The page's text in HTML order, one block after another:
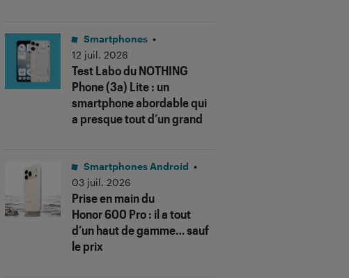
Test Labo du NOTHING
Phone (3a) Lite : un
smartphone abordable qui
a presque tout d’un grand
Smartphones •
12 juil. 2026
Prise en main du
Honor 600 Pro : il a tout
d’un haut de gamme… sauf
le prix
Smartphones Android •
03 juil. 2026